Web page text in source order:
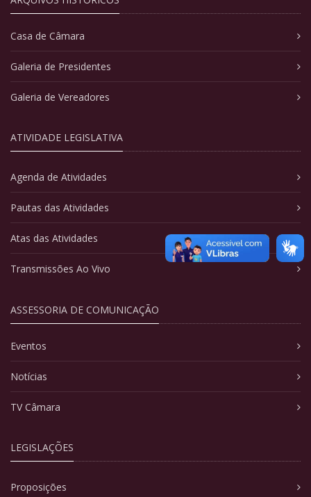
Casa de Câmara
Galeria de Presidentes
Galeria de Vereadores
ATIVIDADE LEGISLATIVA
Agenda de Atividades
Pautas das Atividades
Atas das Atividades
Transmissões Ao Vivo
ASSESSORIA DE COMUNICAÇÃO
Eventos
Notícias
TV Câmara
LEGISLAÇÕES
Proposições